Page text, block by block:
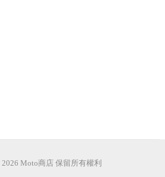
Moto商店 保留所有權利